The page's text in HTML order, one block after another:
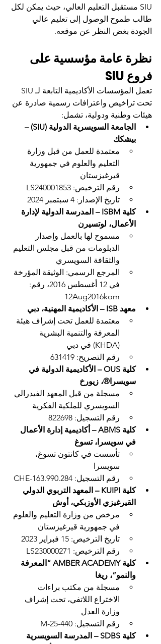
SIU مستقبل التعليم العالي، حيث يمكن لكل
طالب طموح الوصول إلى تعليم عالي
الجودة بغض النظر عن موقعه.
نظرة عامة مؤسسية على
فروع SIU
تحت تراخيص واعترافات رسمية صادرة عن
هيئات وطنية ودولية، تشمل:
الجامعة السويسرية الدولية (SIU) –
بيشكك
معتمدة للعمل من قبل وزارة
التعليم والعلوم في جمهورية
قيرغيزستان
رقم الترخيص: LS240001853
تاريخ الإصدار: 4 سبتمبر 2024
كلية ISBM – المدرسة الدولية لإدارة
الأعمال، لوتسيرن
مسموح لها بالعمل وإصدار
الدبلومات من قبل مجلس التعليم
والثقافة السويسري
المرجع الرسمي: الوثيقة المؤرخة
في 12 أغسطس 2016، رقم:
12Aug2016kom
معهد ISB – الأكاديمية المهنية، دبي
معتمدة للعمل تحت إشراف هيئة
المعرفة والتنمية البشرية
(KHDA) في دبي
رقم التصريح: 631419
كلية OUS – الأكاديمية الدولية في
سويسرا®، زيورخ
مسجلة من قبل المعهد الفيدرالي
السويسري للملكية الفكرية
رقم التسجيل: 822698
كلية ABMS – أكاديمية إدارة الأعمال
في سويسرا، تسوغ
تأسست في كانتون تسوغ،
سويسرا
رقم التسجيل: CHE-163.990.284
كلية KUIPI – المعهد التربوي الدولي
القيرغيزي الأوزبكي، أوش
مرخص من وزارة التعليم والعلوم
في جمهورية قيرغيزستان
تاريخ الترخيص: 15 فبراير 2023
رقم الترخيص: LS230000271
كلية AMBER ACADEMY “المعرفة
والنمو”، ريغا
مسجلة من مكتب براءات
الاختراع اللاتفي، تحت إشراف
وزارة العدل
رقم التسجيل: M-25-440
كلية SDBS – المدرسة السويسرية